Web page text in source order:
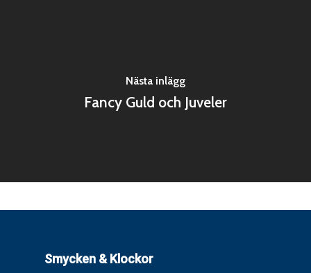
Nästa inlägg
Fancy Guld och Juveler
Smycken & Klockor